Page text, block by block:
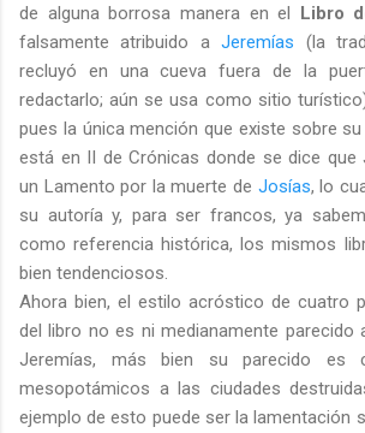
de alguna borrosa manera en el Libro
falsamente atribuido aJeremías (la
recluyó en una cueva fuera de la
redactarlo; aún se usa como sitio
pues la única mención que existe sobre
está en II de Crónicas donde se dice que
un Lamento por la muerte de Josías, lo
su autoría y, para ser francos, ya
como referencia histórica, los mismos
bien tendenciosos.
Ahora bien, el estilo acróstico de cuatro
del libro no es ni medianamente parecido
Jeremías, más bien su parecido es
mesopotámicos a las ciudades
ejemplo de esto puede ser la lamentación